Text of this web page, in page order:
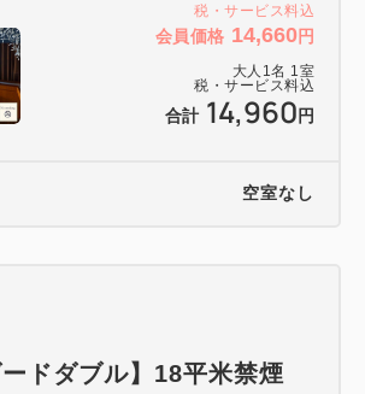
税・サービス料込
会員価格 14,660円
大人 1 名 1 室
税・サービス料込
合計 14,960 円
空室なし
ードダブル】18平米禁煙